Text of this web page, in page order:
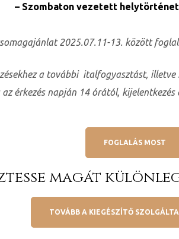
– Szombaton vezetett
2025.07.11-13. között
a további italfogyasztást,
az érkezés napján 14 órától,
FOGLALÁS MOST
magát
TOVÁBB A KIEGÉSZÍTŐ